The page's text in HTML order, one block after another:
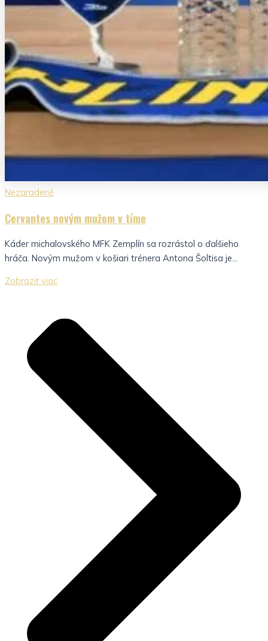
Nezaradené
Cervantes novým mužom v tíme
Káder michalovského MFK Zemplín sa rozrástol o ďalšieho
hráča. Novým mužom v košiari trénera Antona Šoltisa je...
Zobraziť viac